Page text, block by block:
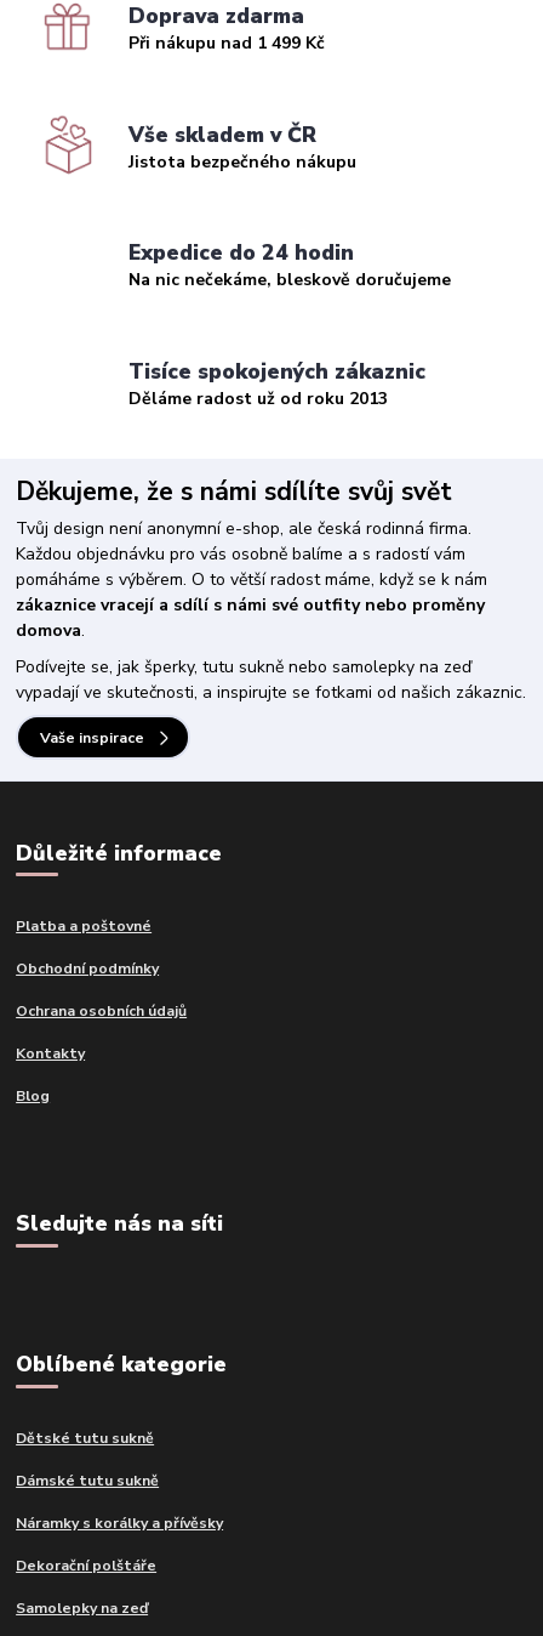
Doprava zdarma
Při nákupu nad 1 499 Kč
Vše skladem v ČR
Jistota bezpečného nákupu
Expedice do 24 hodin
Na nic nečekáme, bleskově doručujeme
Tisíce spokojených zákaznic
Děláme radost už od roku 2013
Děkujeme, že s námi sdílíte svůj svět
Tvůj design není anonymní e-shop, ale česká rodinná firma.
Každou objednávku pro vás osobně balíme a s radostí vám
pomáháme s výběrem. O to větší radost máme, když se k nám
zákaznice vracejí a sdílí s námi své outfity nebo proměny
domova.
Podívejte se, jak šperky, tutu sukně nebo samolepky na zeď
vypadají ve skutečnosti, a inspirujte se fotkami od našich zákaznic.
Vaše inspirace
Důležité informace
Platba a poštovné
Obchodní podmínky
Ochrana osobních údajů
Kontakty
Blog
Sledujte nás na síti
Oblíbené kategorie
Dětské tutu sukně
Dámské tutu sukně
Náramky s korálky a přívěsky
Dekorační polštáře
Samolepky na zeď